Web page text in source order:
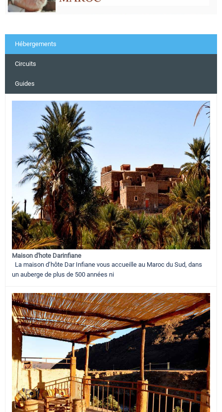
Hébergements
Circuits
Guides
Maison d'hote Darinfiane
La maison d’hôte Dar Infiane vous accueille au Maroc du Sud, dans
un auberge de plus de 500 années ni